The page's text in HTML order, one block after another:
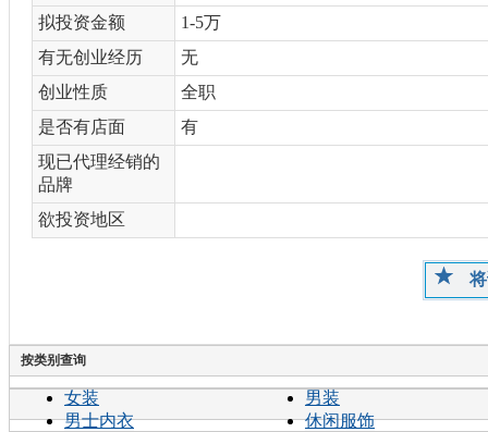
拟投资金额
1-5万
有无创业经历
无
创业性质
全职
是否有店面
有
现已代理经销的
品牌
欲投资地区
按类别查询
女装
男装
男士内衣
休闲服饰